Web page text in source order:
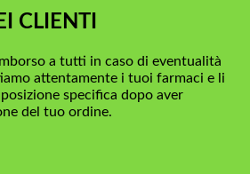
CLIENTI
a tutti in caso di eventualità
attentamente i tuoi farmaci e li
specifica dopo aver
del tuo ordine.